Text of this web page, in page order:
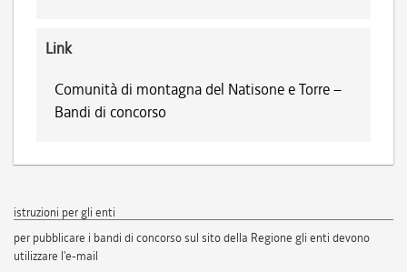
Link
Comunità di montagna del Natisone e Torre –
Bandi di concorso
istruzioni per gli enti
per pubblicare i bandi di concorso sul sito della Regione gli enti devono
utilizzare l'e-mail